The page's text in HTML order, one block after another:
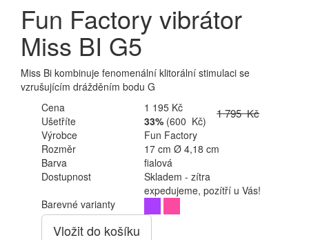
Fun Factory vibrátor
Miss BI G5
Miss Bi kombinuje fenomenální klitorální stimulaci se
vzrušujícím drážděním bodu G
Cena
1 795 Kč
1 195 Kč
Ušetříte
33% (600 Kč)
Výrobce
Fun Factory
Rozměr
17 cm Ø 4,18 cm
Barva
fialová
Dostupnost
Skladem - zítra
expedujeme, pozítří u Vás!
Barevné varianty
Vložit do košíku